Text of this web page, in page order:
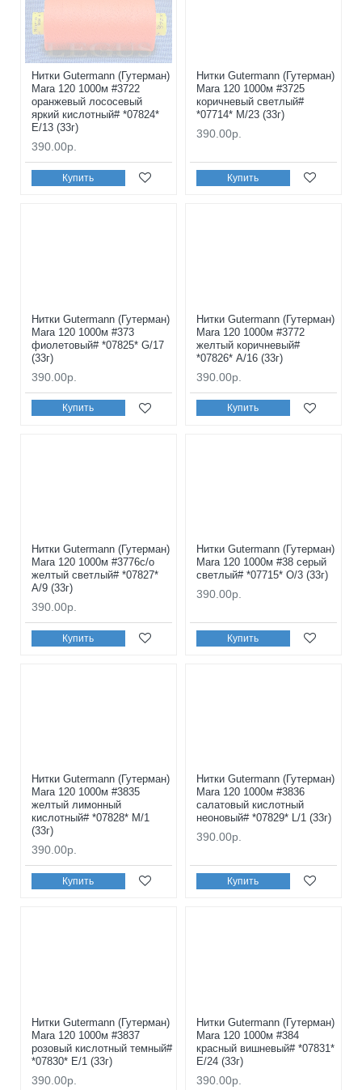
Нитки Gutermann (Гутерман)
Mara 120 1000м #3722
оранжевый лососевый
яркий кислотный# *07824*
E/13 (33г)
390.00р.
Купить
Нитки Gutermann (Гутерман)
Mara 120 1000м #3725
коричневый светлый#
*07714* M/23 (33г)
390.00р.
Купить
Нитки Gutermann (Гутерман)
Mara 120 1000м #373
фиолетовый# *07825* G/17
(33г)
390.00р.
Купить
Нитки Gutermann (Гутерман)
Mara 120 1000м #3772
желтый коричневый#
*07826* A/16 (33г)
390.00р.
Купить
Нитки Gutermann (Гутерман)
Mara 120 1000м #3776с/о
желтый светлый# *07827*
A/9 (33г)
390.00р.
Купить
Нитки Gutermann (Гутерман)
Mara 120 1000м #38 серый
светлый# *07715* O/3 (33г)
390.00р.
Купить
Нитки Gutermann (Гутерман)
Mara 120 1000м #3835
желтый лимонный
кислотный# *07828* M/1
(33г)
390.00р.
Купить
Нитки Gutermann (Гутерман)
Mara 120 1000м #3836
салатовый кислотный
неоновый# *07829* L/1 (33г)
390.00р.
Купить
Нитки Gutermann (Гутерман)
Mara 120 1000м #3837
розовый кислотный темный#
*07830* E/1 (33г)
390.00р.
Нитки Gutermann (Гутерман)
Mara 120 1000м #384
красный вишневый# *07831*
E/24 (33г)
390.00р.